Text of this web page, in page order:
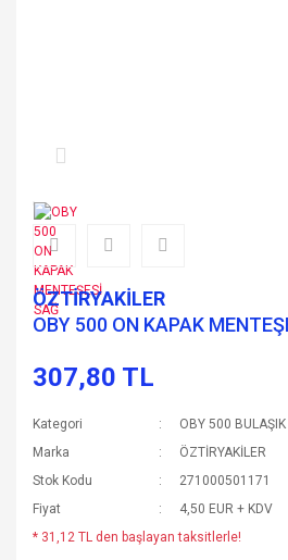
ÖZTİRYAKİLER
OBY 500 ON KAPAK
307,80 TL
Kategori
OBY 500
Marka
ÖZTİRYAKİLER
Stok Kodu
271000501171
Fiyat
4,50 EUR + KDV
* 31,12 TL den başlayan taksitlerle!